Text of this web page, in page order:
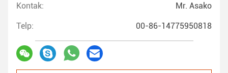
Kontak: Mr. Asako
Telp: 00-86-14775950818